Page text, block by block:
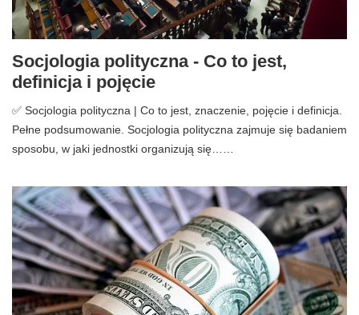
Socjologia polityczna - Co to jest,
definicja i pojęcie
✅ Socjologia polityczna | Co to jest, znaczenie, pojęcie i definicja.
Pełne podsumowanie. Socjologia polityczna zajmuje się badaniem
sposobu, w jaki jednostki organizują się……